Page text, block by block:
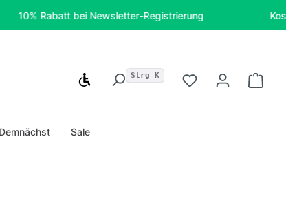
Rabatt bei Newsletter-Registrierung
Werkzeugleiste anzeigen
Strg K Du hast 0
Demnächst Sale